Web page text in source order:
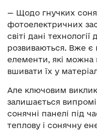
— Щодо гнучких
фотоелектричних
світі дані
розвиваються. Вже є
елементи, які можна
вшивати їх у
Але ключовим
залишається
сонячні панелі під
теплову і сонячну